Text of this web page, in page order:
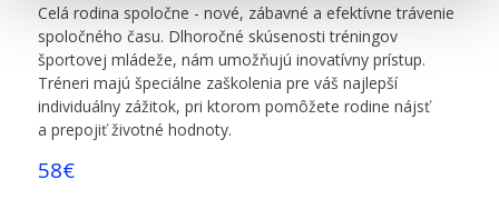
Celá rodina spoločne - nové, zábavné a efektívne trávenie
spoločného času. Dlhoročné skúsenosti tréningov
športovej mládeže, nám umožňujú inovatívny prístup.
Tréneri majú špeciálne zaškolenia pre váš najlepší
individuálny zážitok, pri ktorom pomôžete rodine nájsť
a prepojiť životné hodnoty.
58€